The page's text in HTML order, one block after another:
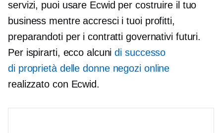
servizi, puoi usare Ecwid per costruire il tuo
business mentre accresci i tuoi profitti,
preparandoti per i contratti governativi futuri.
Per ispirarti, ecco alcunidi successo
di proprietà delle donnenegozi online
realizzato con Ecwid.